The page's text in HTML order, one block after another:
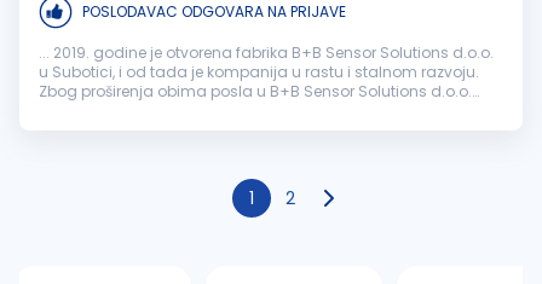
POSLODAVAC ODGOVARA NA PRIJAVE
... 2019. godine je otvorena fabrika B+B Sensor Solutions d.o.o.
u Subotici, i od tada je kompanija u rastu i stalnom razvoju.
Zbog proširenja obima posla u B+B Sensor Solutions d.o.o.
1 2